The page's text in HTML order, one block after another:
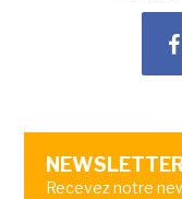
Recevez notre